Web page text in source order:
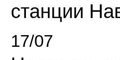
станции
17/07